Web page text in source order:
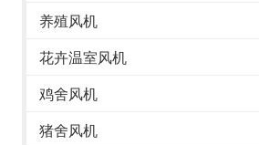
养殖风机
花卉温室风机
鸡舍风机
猪舍风机